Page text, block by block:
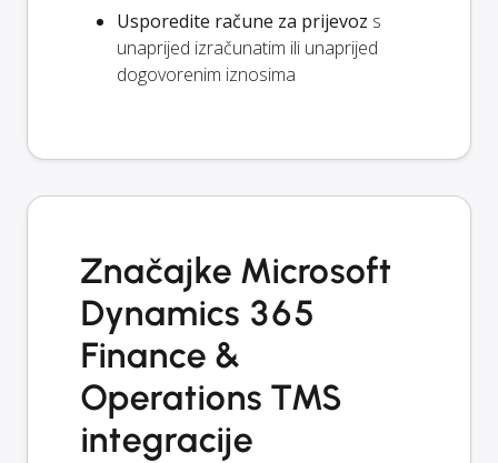
Usporedite račune za prijevoz s
unaprijed izračunatim ili unaprijed
dogovorenim iznosima
Značajke Microsoft
Dynamics 365
Finance &
Operations TMS
integracije